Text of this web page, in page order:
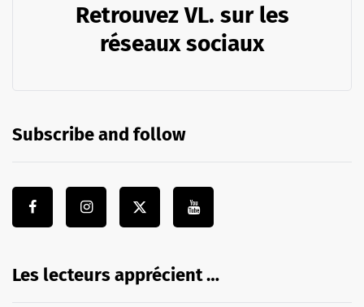
Retrouvez VL. sur les
réseaux sociaux
Subscribe and follow
Les lecteurs apprécient …